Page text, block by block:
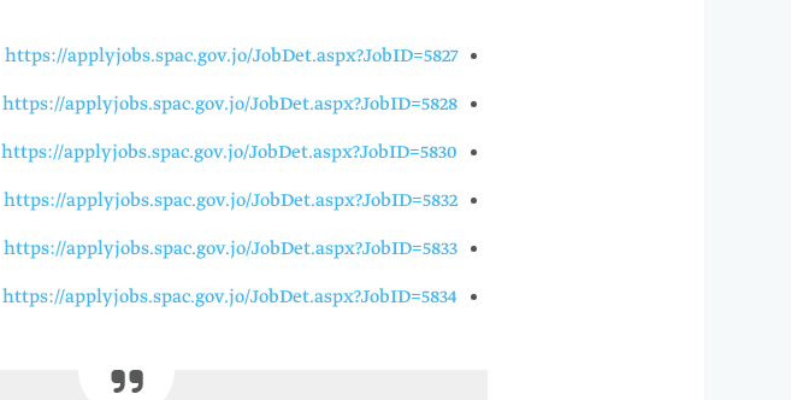
https://applyjobs.spac.gov.jo/JobDet.aspx?JobID=5827
https://applyjobs.spac.gov.jo/JobDet.aspx?JobID=5828
https://applyjobs.spac.gov.jo/JobDet.aspx?JobID=5830
https://applyjobs.spac.gov.jo/JobDet.aspx?JobID=5832
https://applyjobs.spac.gov.jo/JobDet.aspx?JobID=5833
https://applyjobs.spac.gov.jo/JobDet.aspx?JobID=5834